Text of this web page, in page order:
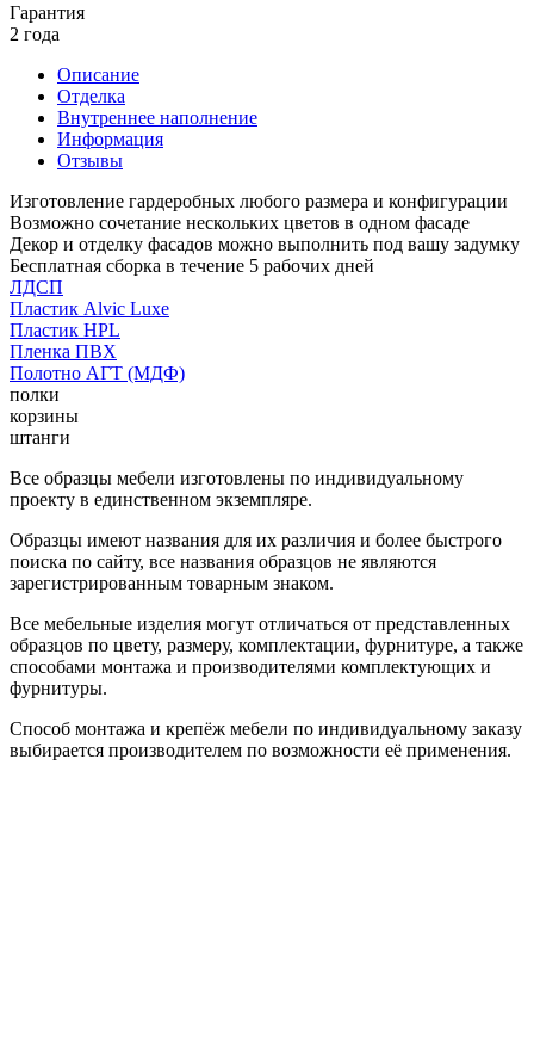
Гарантия
2 года
Описание
Отделка
Внутреннее наполнение
Информация
Отзывы
Изготовление гардеробных любого размера и конфигурации
Возможно сочетание нескольких цветов в одном фасаде
Декор и отделку фасадов можно выполнить под вашу задумку
Бесплатная сборка в течение 5 рабочих дней
ЛДСП
Пластик Alvic Luxe
Пластик HPL
Пленка ПВХ
Полотно АГТ (МДФ)
полки
корзины
штанги
Все образцы мебели изготовлены по индивидуальному
проекту в единственном экземпляре.
Образцы имеют названия для их различия и более быстрого
поиска по сайту, все названия образцов не являются
зарегистрированным товарным знаком.
Все мебельные изделия могут отличаться от представленных
образцов по цвету, размеру, комплектации, фурнитуре, а также
способами монтажа и производителями комплектующих и
фурнитуры.
Способ монтажа и крепёж мебели по индивидуальному заказу
выбирается производителем по возможности её применения.